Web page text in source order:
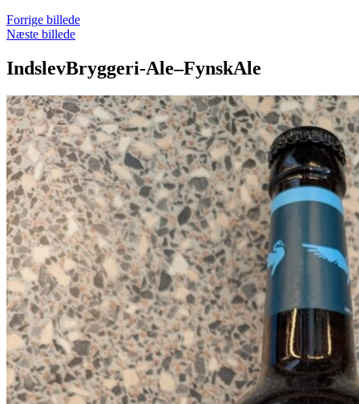
Forrige billede
Næste billede
IndslevBryggeri-Ale–FynskAle